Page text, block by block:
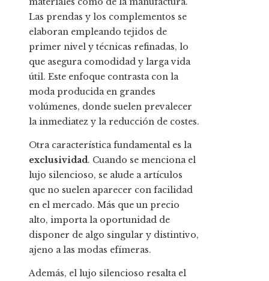
Las prendas y los complementos se
elaboran empleando tejidos de
primer nivel y técnicas refinadas, lo
que asegura comodidad y larga vida
útil. Este enfoque contrasta con la
moda producida en grandes
volúmenes, donde suelen prevalecer
la inmediatez y la reducción de costes.
Otra característica fundamental es la
exclusividad. Cuando se menciona el
lujo silencioso, se alude a artículos
que no suelen aparecer con facilidad
en el mercado. Más que un precio
alto, importa la oportunidad de
disponer de algo singular y distintivo,
ajeno a las modas efímeras.
Además, el lujo silencioso resalta el